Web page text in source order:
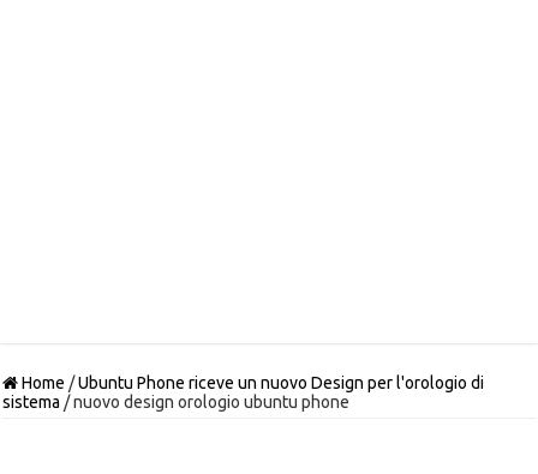
Home /Ubuntu Phone riceve un nuovo Design per l'orologio di
sistema /nuovo design orologio ubuntu phone